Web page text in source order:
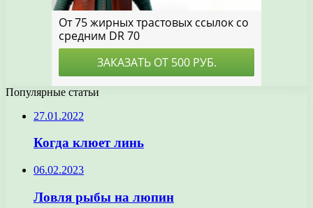
Популярные статьи
27.01.2022
Когда клюет линь
06.02.2023
Ловля рыбы на люпин